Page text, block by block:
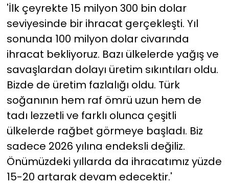
'İlk çeyrekte 15 milyon 300 bin dolar
seviyesinde bir ihracat gerçekleşti. Yıl
sonunda 100 milyon dolar civarında
ihracat bekliyoruz. Bazı ülkelerde yağış ve
savaşlardan dolayı üretim sıkıntıları oldu.
Bizde de üretim fazlalığı oldu. Türk
soğanının hem raf ömrü uzun hem de
tadı lezzetli ve farklı olunca çeşitli
ülkelerde rağbet görmeye başladı. Biz
sadece 2026 yılına endeksli değiliz.
Önümüzdeki yıllarda da ihracatımız yüzde
15-20 artarak devam edecektir.'